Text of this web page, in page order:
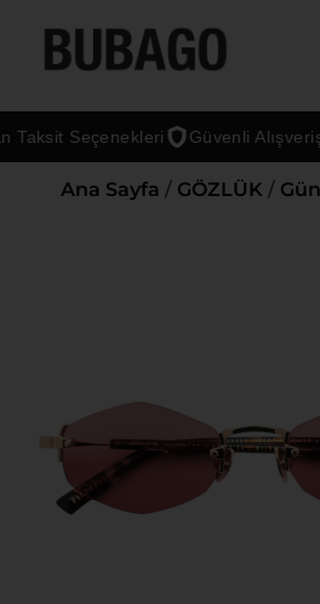
Seçenekleri Güvenli Alışveriş
Ana Sayfa / GÖZLÜK /